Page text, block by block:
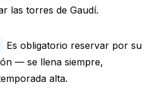
las torres de Gaudí.
Es obligatorio reservar por su
— se llena siempre,
alta.